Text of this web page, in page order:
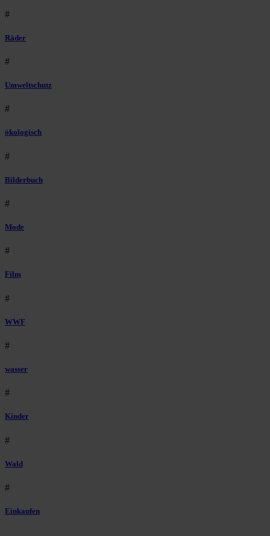
#
Räder
#
Umweltschutz
#
ökologisch
#
Bilderbuch
#
Mode
#
Film
#
WWF
#
wasser
#
Kinder
#
Wald
#
Einkaufen